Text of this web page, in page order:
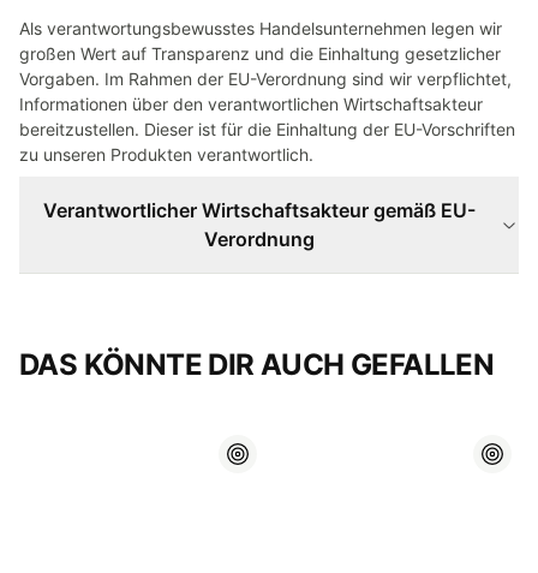
Als verantwortungsbewusstes Handelsunternehmen legen wir
großen Wert auf Transparenz und die Einhaltung gesetzlicher
Vorgaben. Im Rahmen der EU-Verordnung sind wir verpflichtet,
Informationen über den verantwortlichen Wirtschaftsakteur
bereitzustellen. Dieser ist für die Einhaltung der EU-Vorschriften
zu unseren Produkten verantwortlich.
Verantwortlicher Wirtschaftsakteur gemäß EU-
Verordnung
DAS KÖNNTE DIR AUCH GEFALLEN